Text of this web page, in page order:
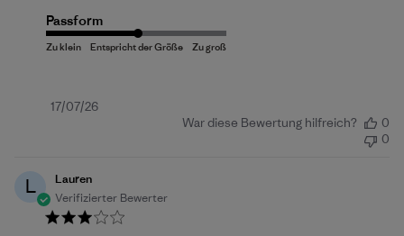
Passform
Veröffentlichungsdatum
17/07/26
War diese Bewertung hilfreich?
0
0
L
Lauren
Verifizierter Bewerter